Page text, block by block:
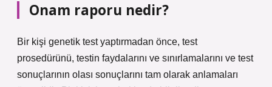
Onam raporu nedir?
Bir kişi genetik test yaptırmadan önce, test
prosedürünü, testin faydalarını ve sınırlamalarını ve test
sonuçlarının olası sonuçlarını tam olarak anlamaları